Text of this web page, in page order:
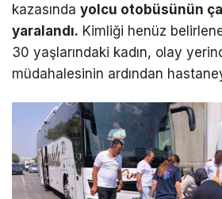
kazasında yolcu otobüsünün
yaralandı. Kimliği henüz
30 yaşlarındaki kadın, olay
müdahalesinin ardından